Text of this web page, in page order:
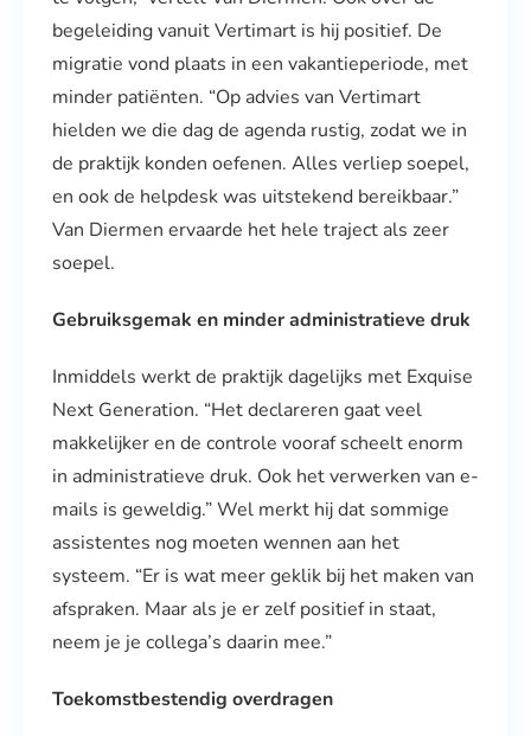
begeleiding vanuit Vertimart is hij positief. De
migratie vond plaats in een vakantieperiode, met
minder patiënten. “Op advies van Vertimart
hielden we die dag de agenda rustig, zodat we in
de praktijk konden oefenen. Alles verliep soepel,
en ook de helpdesk was uitstekend bereikbaar.”
Van Diermen ervaarde het hele traject als zeer
soepel.
Gebruiksgemak en minder administratieve druk
Inmiddels werkt de praktijk dagelijks met Exquise
Next Generation. “Het declareren gaat veel
makkelijker en de controle vooraf scheelt enorm
in administratieve druk. Ook het verwerken van e-
mails is geweldig.” Wel merkt hij dat sommige
assistentes nog moeten wennen aan het
systeem. “Er is wat meer geklik bij het maken van
afspraken. Maar als je er zelf positief in staat,
neem je je collega’s daarin mee.”
Toekomstbestendig overdragen